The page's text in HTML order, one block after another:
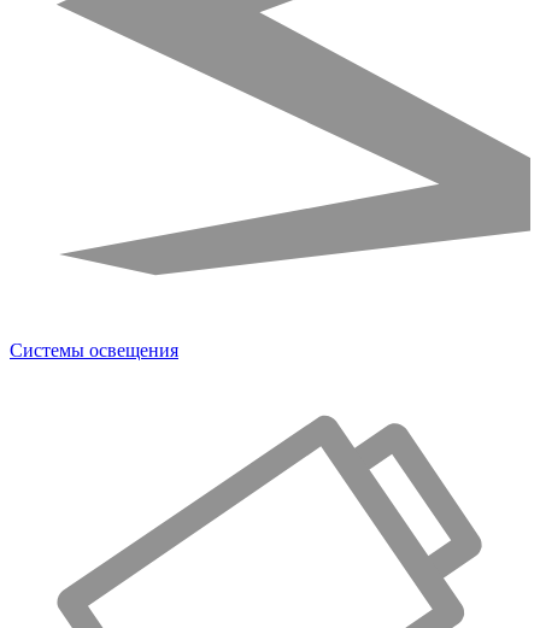
Системы освещения